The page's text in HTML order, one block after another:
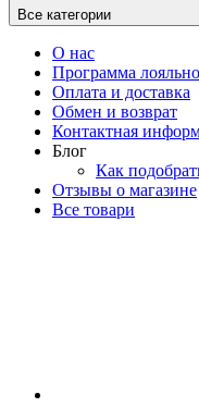
Все категории
О нас
Программа
Оплата и доставка
Обмен и возврат
Контактная
Блог
Как
Отзывы о магазине
Все товари